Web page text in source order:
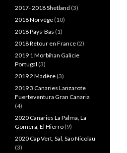
2017- 2018 Shetland (3)
2018 Norvège (10)
2018 Pays-Bas (1)
2018 Retour en France (2)
2019 1 Morbihan Galicie
Portugal (3)
2019 2 Madère (3)
2019 3 Canaries Lanzarote
Fuerteventura Gran Canaria
(4)
2020 Canaries La Palma, La
Gomera, El Hierro (9)
2020 Cap Vert, Sal, Sao Nicolau
(3)